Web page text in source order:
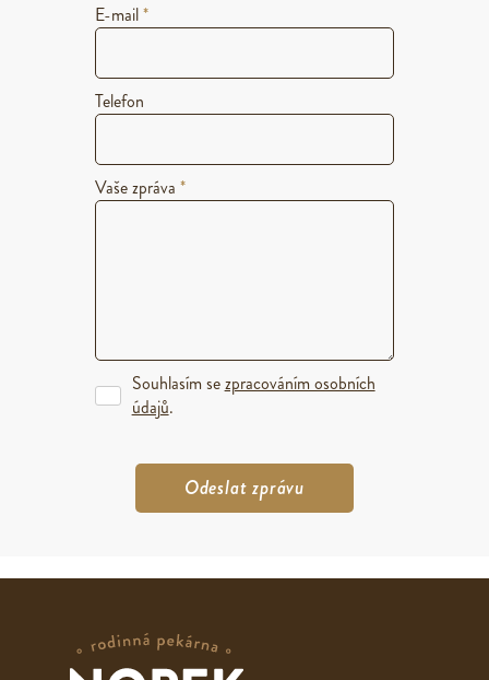
E-mail*
Telefon
Vaše zpráva *
Souhlasím sezpracováním osobních
údajů.